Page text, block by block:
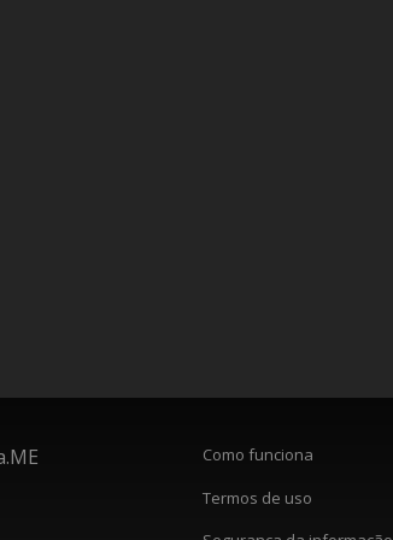
Como funciona
Termos de uso